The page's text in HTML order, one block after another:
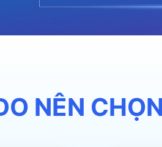
NÊN